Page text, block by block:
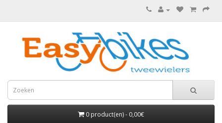
0 product(en) - 0,00€